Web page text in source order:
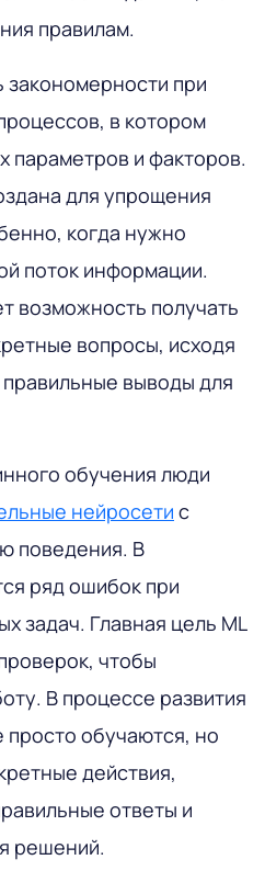
правилам.
при
в котором
параметров и факторов.
для упрощения
когда нужно
поток информации.
возможность получать
вопросы, исходя
выводы для
обучения люди
нейросети с
поведения. В
ряд ошибок при
задач. Главная цель ML
чтобы
В процессе развития
обучаются, но
действия,
ответы и
решений.